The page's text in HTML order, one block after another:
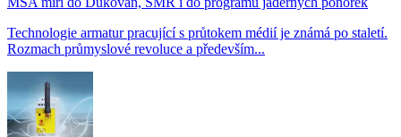
Technologie armatur pracující s průtokem médií je známá po staletí.
Rozmach průmyslové revoluce a především...